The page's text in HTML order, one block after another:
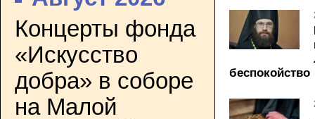
Концерты фонда
«Искусство
добра» в соборе
на Малой
беспокойство